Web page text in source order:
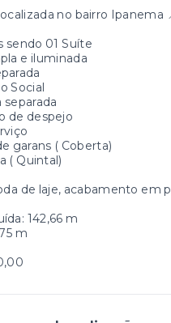
no bairro Ipanema
sendo 01 Suíte
e iluminada
Social
separada
de despejo
garans ( Coberta)
( Quintal)
de laje, acabamento em
142,66 m
m